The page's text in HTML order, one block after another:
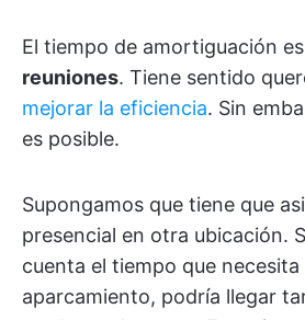
El tiempo de amortiguación
reuniones. Tiene sentido
mejorar la eficiencia. Sin
es posible.
Supongamos que tiene que
presencial en otra ubicación.
cuenta el tiempo que
aparcamiento, podría llegar